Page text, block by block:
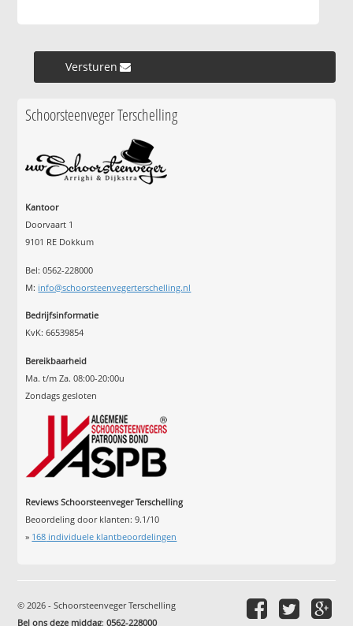
Versturen »
Schoorsteenveger Terschelling
Kantoor
Doorvaart 1
9101 RE Dokkum
Bel: 0562-228000
M: info@schoorsteenvegerterschelling.nl
Bedrijfsinformatie
KvK: 66539854
Bereikbaarheid
Ma. t/m Za. 08:00-20:00u
Zondags gesloten
Reviews Schoorsteenveger Terschelling
Beoordeling door klanten:9.1/10
» 168 individuele klantbeoordelingen
© 2026 - Schoorsteenveger Terschelling
Bel ons deze middag:0562-228000